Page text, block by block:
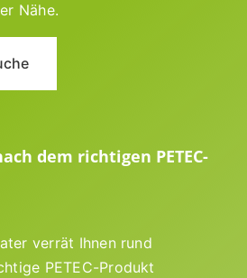
Nähe.
dem richtigen PETEC-
verrät Ihnen rund
PETEC-Produkt